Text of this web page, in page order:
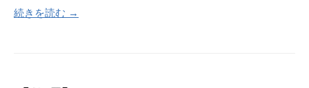
続きを読む →